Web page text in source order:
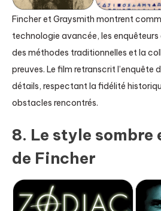
Fincher et Graysmith montrent
technologie avancée, les
des méthodes traditionnelles et la
preuves. Le film retranscrit l’enquête
détails, respectant la fidélité
obstacles rencontrés.
8. Le style
de Fincher